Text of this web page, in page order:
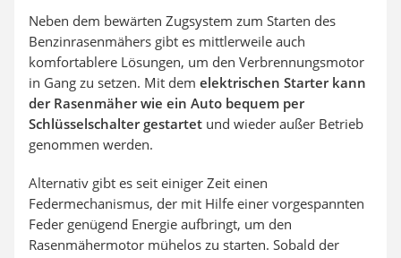
Neben dem bewärten Zugsystem zum Starten des
Benzinrasenmähers gibt es mittlerweile auch
komfortablere Lösungen, um den Verbrennungsmotor
in Gang zu setzen. Mit dem elektrischen Starter kann
der Rasenmäher wie ein Auto bequem per
Schlüsselschalter gestartet und wieder außer Betrieb
genommen werden.
Alternativ gibt es seit einiger Zeit einen
Federmechanismus, der mit Hilfe einer vorgespannten
Feder genügend Energie aufbringt, um den
Rasenmähermotor mühelos zu starten. Sobald der